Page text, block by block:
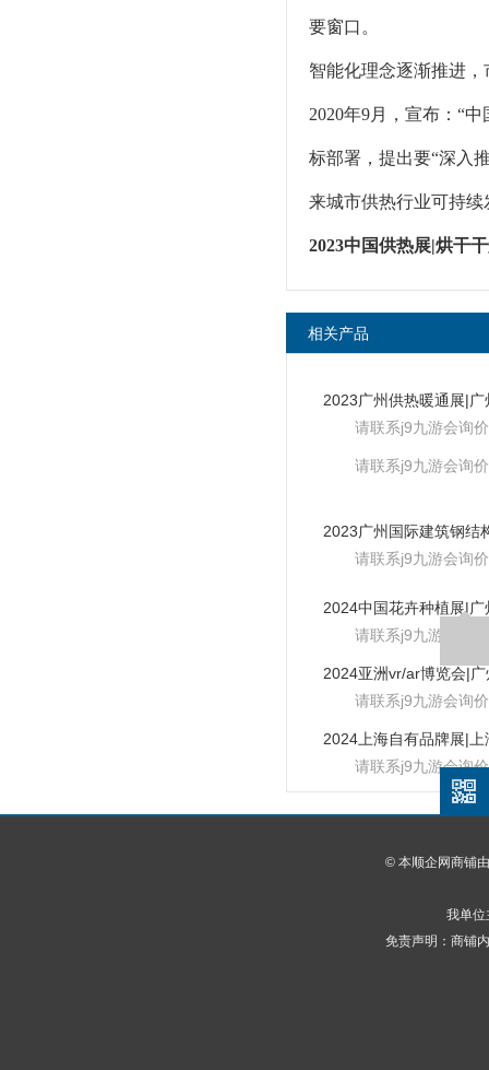
要窗口。
智能化理念逐渐推进
2020年9月，宣布：“
标部署，提出要“深入
来城市供热行业可持
2023中国供热展|烘干
相关产品
请联系j9九游会询价
请联系j9九游会询价
请联系j9九游会询价
请联系j9九游会询价
请联系j9九游会询价
请联系j9九游会询价
© 本顺企网商铺由
我单位
免责声明：商铺